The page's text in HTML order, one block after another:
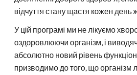
відчуття стану щастя кожен день
У цій програмі ми не лікуємо
оздоровлюючи організм, і
абсолютно новий рівень
призводимо до того, що організм